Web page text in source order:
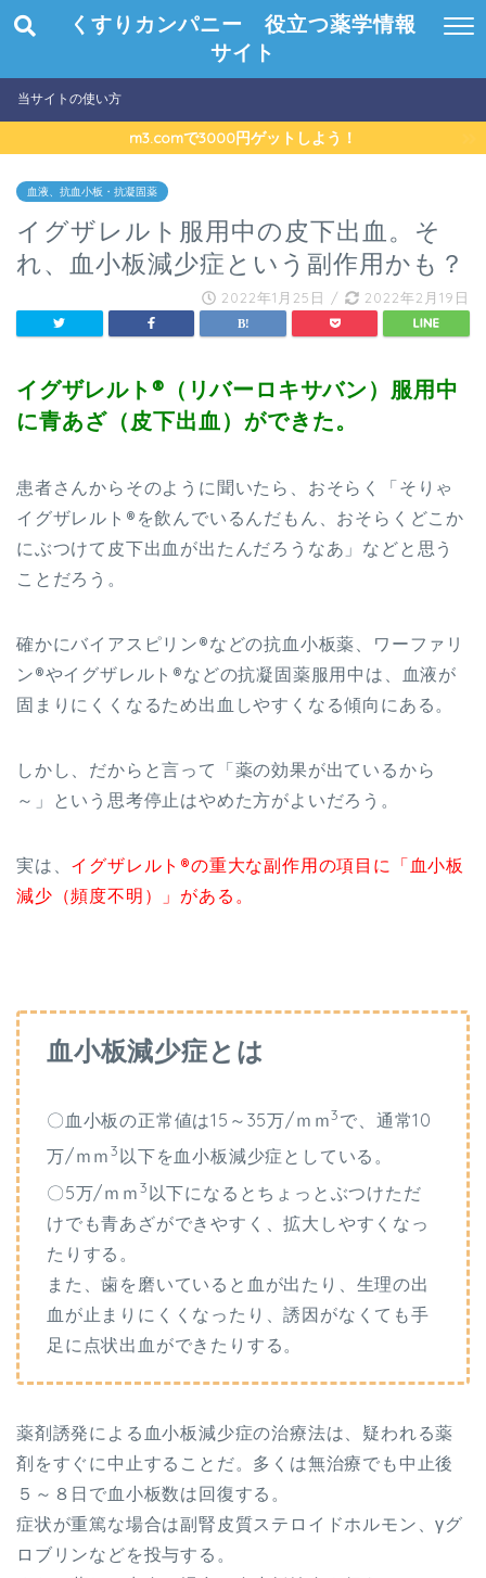
くすりカンパニー 役立つ薬学情報
サイト
当サイトの使い方
m3.comで3000円ゲットしよう！
血液、抗血小板・抗凝固薬
イグザレルト服用中の皮下出血。そ
れ、血小板減少症という副作用かも？
2022年1月25日 / 2022年2月19日
イグザレルト® （ リバーロキサバン ）服用中
に青あざ（皮下出血）ができた。
患者さんからそのように聞いたら、おそらく「そりゃ
イグザレルト®を飲んでいるんだもん、おそらくどこか
にぶつけて皮下出血が出たんだろうなあ」などと思う
ことだろう。
確かにバイアスピリン®などの抗血小板薬、ワーファリ
ン®やイグザレルト®などの抗凝固薬服用中は、血液が
固まりにくくなるため出血しやすくなる傾向にある。
しかし、だからと言って「薬の効果が出ているから
～」という思考停止はやめた方がよいだろう。
実は、 イグザレルト®の重大な副作用の項目に「血小板
減少（頻度不明）」がある。
血小板減少症とは
〇血小板の正常値は15～35万/ｍｍ3で、通常10
万/ｍｍ3以下を血小板減少症としている。
〇5万/ｍｍ3以下になるとちょっとぶつけただ
けでも青あざができやすく、拡大しやすくなっ
たりする。
また、歯を磨いていると血が出たり、生理の出
血が止まりにくくなったり、誘因がなくても手
足に点状出血ができたりする。
薬剤誘発による血小板減少症の治療法は、疑われる薬
剤をすぐに中止することだ。多くは無治療でも中止後
５～８日で血小板数は回復する。
症状が重篤な場合は副腎皮質ステロイドホルモン、γグ
ロブリンなどを投与する。